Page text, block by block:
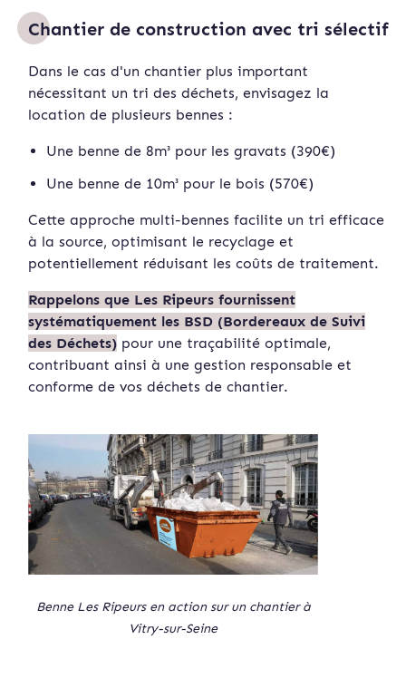
Chantier de construction avec tri sélectif
Dans le cas d'un chantier plus important
nécessitant un tri des déchets, envisagez la
location de plusieurs bennes :
Une benne de 8m³ pour les gravats (390€)
Une benne de 10m³ pour le bois (570€)
Cette approche multi-bennes facilite un tri efficace
à la source, optimisant le recyclage et
potentiellement réduisant les coûts de traitement.
Rappelons que Les Ripeurs fournissent
systématiquement les BSD (Bordereaux de Suivi
des Déchets) pour une traçabilité optimale,
contribuant ainsi à une gestion responsable et
conforme de vos déchets de chantier.
Benne Les Ripeurs en action sur un chantier à
Vitry-sur-Seine